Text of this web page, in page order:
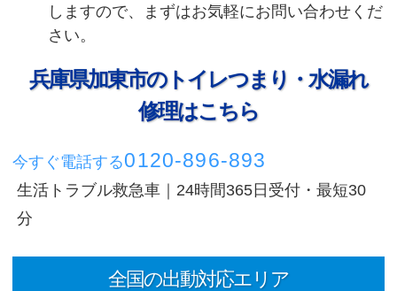
しますので、まずはお気軽にお問い合わせくだ
さい。
兵庫県加東市のトイレつまり・水漏れ
修理はこちら
今すぐ電話する0120-896-893
生活トラブル救急車｜24時間365日受付・最短30
分
全国の出動対応エリア